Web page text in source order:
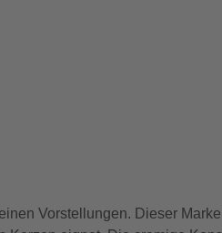
Vorstellungen. Dieser